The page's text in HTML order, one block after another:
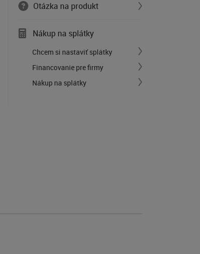
Otázka na produkt
Nákup na splátky
Chcem si nastaviť splátky
Financovanie pre firmy
Nákup na splátky